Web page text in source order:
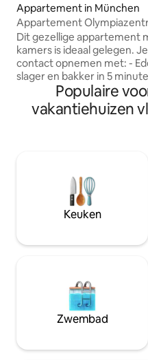
Appartement in München
Appartement
Dit gezellige appartement
kamers is ideaal gelegen.
contact opnemen met: -
slager en bakker in 5 minuten lopen -
Olympisch winkelcentrum
minuten lopen. -
metrostation: 8 minuten
1) 140x200cm - bed in de
160x200cm (bank na
de woonkamer Gratis parkeren op
Populaire
vakantiehuizen
Keuken
Zwembad